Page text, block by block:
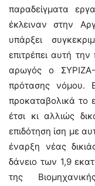
παραδείγματα
έκλειναν στην
υπάρξει
επιτρέπει αυτή
αρωγός ο
πρότασης νόμου.
προκαταβολικά το
έτσι κι αλλιώς
επιδότηση ίση με
έναρξη νέας
δάνειο των 1,9
της